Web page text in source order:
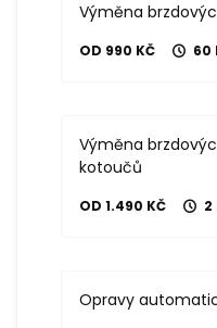
Výměna
OD 990 KČ 60
Výměna
kotoučů
OD 1.490 KČ 2
Opravy